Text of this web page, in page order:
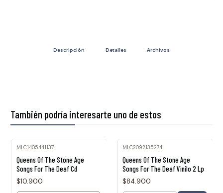
Descripción Detalles Archivos
También podría interesarte uno de estos
MLC1405441137|
Queens Of The Stone Age
Songs For The Deaf Cd
$10.900
MLC2092135274|
Queens Of The Stone Age
Songs For The Deaf Vinilo 2 Lp
$84.900